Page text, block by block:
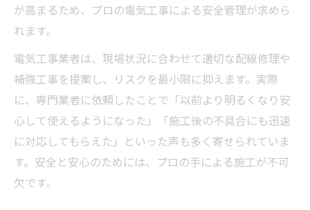
が高まるため、プロの電気工事による安全管理が求めら
れます。
電気工事業者は、現場状況に合わせて適切な配線修理や
補強工事を提案し、リスクを最小限に抑えます。実際
に、専門業者に依頼したことで「以前より明るくなり安
心して使えるようになった」「施工後の不具合にも迅速
に対応してもらえた」といった声も多く寄せられていま
す。安全と安心のためには、プロの手による施工が不可
欠です。